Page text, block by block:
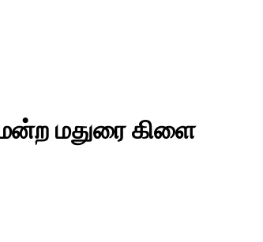
மதுரை கிளை